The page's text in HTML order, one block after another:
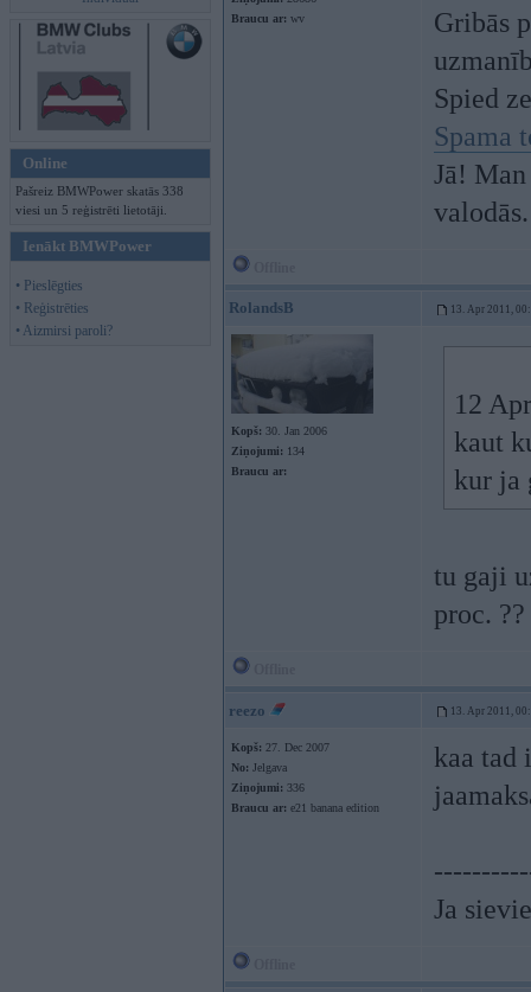
Online
Pašreiz BMWPower skatās 338
viesi un 5 reģistrēti lietotāji.
Ienākt BMWPower
• Pieslēgties
• Reģistrēties
• Aizmirsi paroli?
Braucu ar: wv
Gribās
Spied
Spama
Jā!
valodās.
RolandsB 13. Apr 2011,
Kopš: 30. Jan 2006
Ziņojumi: 134
Braucu ar:
12
kaut
kur ja
tu gaji
proc. ??
reezo 13. Apr 2011,
Kopš: 27. Dec 2007
No: Jelgava
Ziņojumi: 336
Braucu ar: e21 banana edition
kaa
Ja